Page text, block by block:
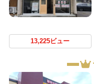
13,225ビュー